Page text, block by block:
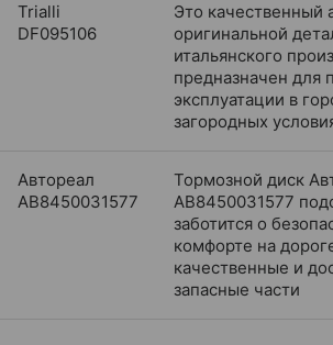
Trialli
DF095106
Это качественный
оригинальной
итальянского
предназначен для
эксплуатации в
загородных
Автореал
AB8450031577
Тормозной диск
AB8450031577
заботится о
комфорте на
качественные и
запасные части